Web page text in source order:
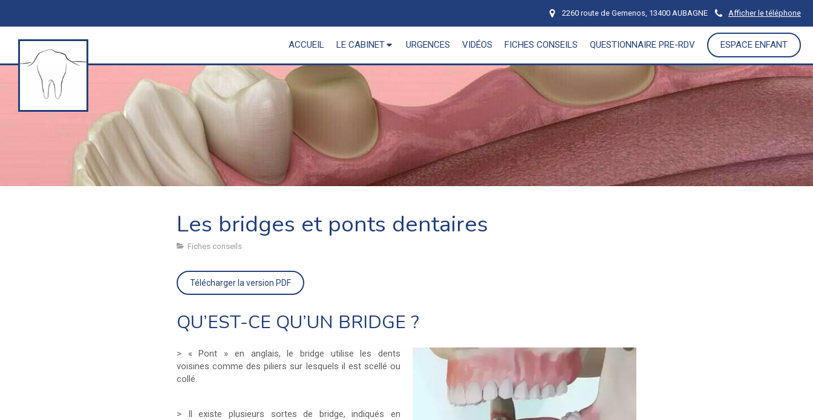
Afficher le téléphone
2260 route de Gemenos, 13400 AUBAGNE
ACCUEIL LE CABINET URGENCES VIDÉOS FICHES CONSEILS QUESTIONNAIRE PRE-RDV ESPACE ENFANT
Les bridges et ponts dentaires
Fiches conseils
Télécharger la version PDF
QU’EST-CE QU’UN BRIDGE ?
> « Pont » en anglais, le bridge utilise les dents
voisines comme des piliers sur lesquels il est scellé ou
collé.
> Il existe plusieurs sortes de bridge, indiqués en